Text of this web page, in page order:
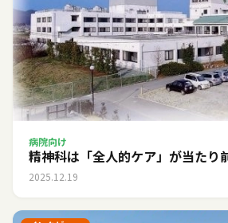
病院向け
精神科は「全人的ケア」が当たり
2025.12.19